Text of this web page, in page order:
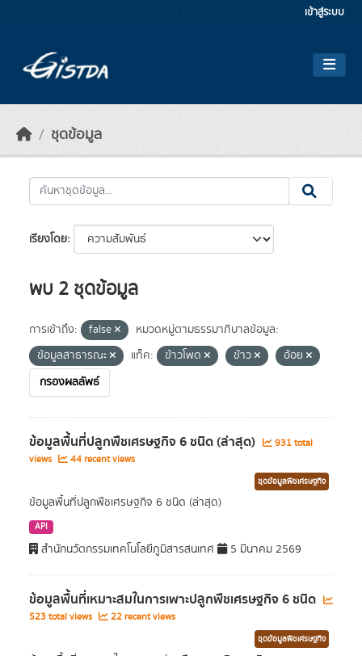
เข้าสู่ระบบ
ชุดข้อมูล
เรียงโดย
พบ 2 ชุดข้อมูล
การเข้าถึง: false
หมวดหมู่ตามธรรมาภิบาลข้อมูล:
ข้อมูลสาธารณะ
แท็ค: ข้าวโพด ข้าว
อ้อย
กรองผลลัพธ์
ข้อมูลพื้นที่ปลูกพืชเศรษฐกิจ 6 ชนิด (ล่าสุด)
931 total
views
44 recent views
ชุดข้อมูลพืชเศรษฐกิจ
ข้อมูลพื้นที่ปลูกพืชเศรษฐกิจ 6 ชนิด (ล่าสุด)
API
สำนักนวัตกรรมเทคโนโลยีภูมิสารสนเทศ 5 มีนาคม 2569
ข้อมูลพื้นที่เหมาะสมในการเพาะปลูกพืชเศรษฐกิจ 6 ชนิด
523 total views 22 recent views
ชุดข้อมูลพืชเศรษฐกิจ